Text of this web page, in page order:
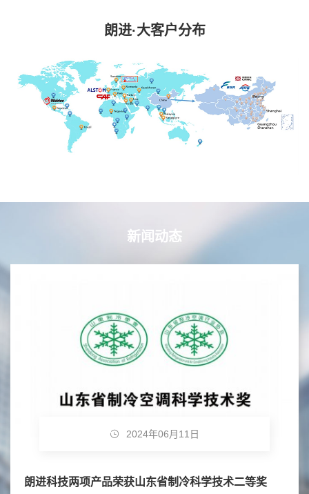
朗进·大客户分布
新闻动态
2024年06月11日
朗进科技两项产品荣获山东省制冷科学技术二等奖